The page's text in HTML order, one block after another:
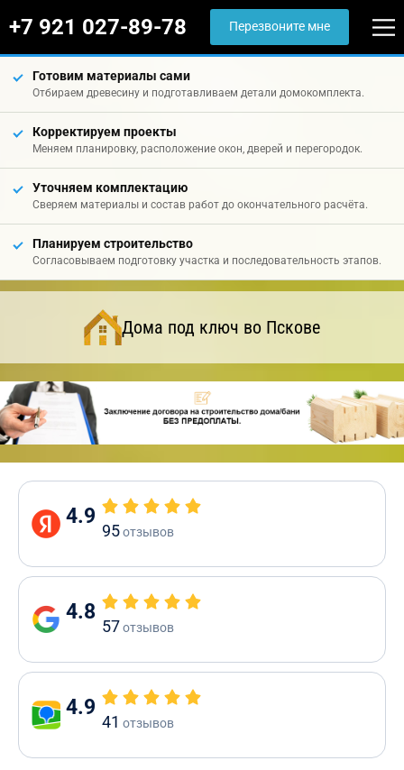
+7 921 027-89-78 Перезвоните мне
Готовим материалы сами
Отбираем древесину и подготавливаем детали домокомплекта.
Корректируем проекты
Меняем планировку, расположение окон, дверей и перегородок.
Уточняем комплектацию
Сверяем материалы и состав работ до окончательного расчёта.
Планируем строительство
Согласовываем подготовку участка и последовательность этапов.
Дома под ключ во Пскове
4.9
95отзывов
4.8
57отзывов
4.9
41 отзывов